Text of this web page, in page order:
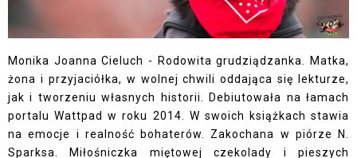
Monika Joanna Cieluch - Rodowita grudziądzanka. Matka,
żona i przyjaciółka, w wolnej chwili oddająca się lekturze,
jak i tworzeniu własnych historii. Debiutowała na łamach
portalu Wattpad w roku 2014. W swoich książkach stawia
na emocje i realność bohaterów. Zakochana w piórze N.
Sparksa. Miłośniczka miętowej czekolady i pieszych